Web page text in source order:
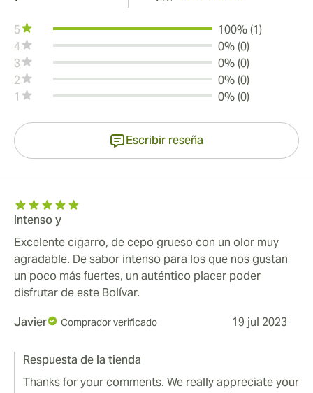
5
100% (1)
4
0% (0)
3
0% (0)
2
0% (0)
1
0% (0)
Escribir reseña
Intenso y
Excelente cigarro, de cepo grueso con un olor muy
agradable. De sabor intenso para los que nos gustan
un poco más fuertes, un auténtico placer poder
disfrutar de este Bolívar.
Javier
Comprador verificado 19 jul 2023
Respuesta de la tienda
Thanks for your comments. We really appreciate your